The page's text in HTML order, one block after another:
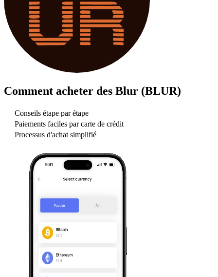
Comment acheter des Blur (BLUR)
Conseils étape par étape
Paiements faciles par carte de crédit
Processus d'achat simplifié